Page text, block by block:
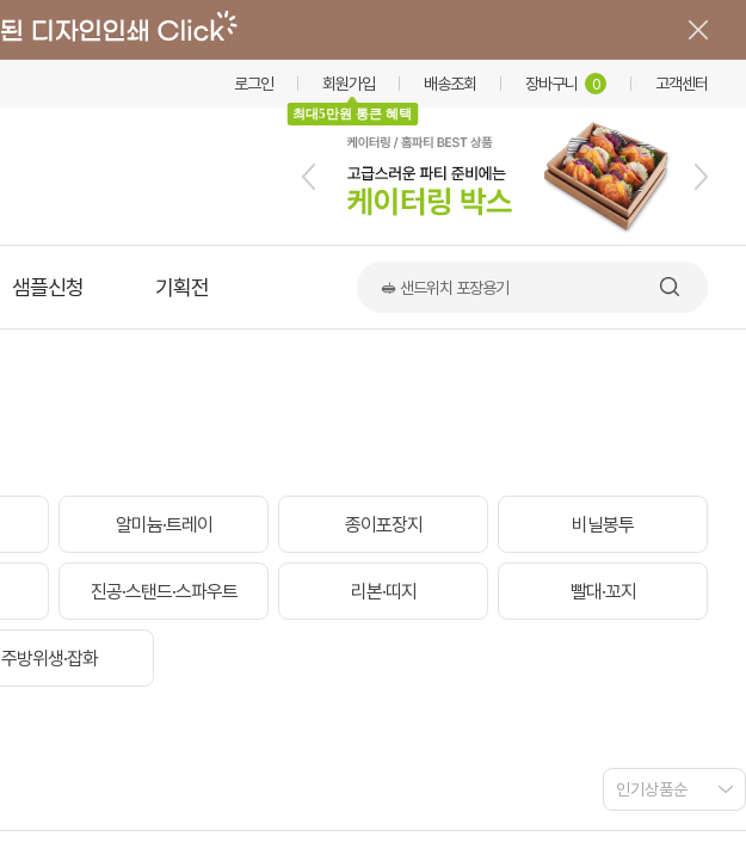
로그인 회원가입
최대5만원 통큰 혜택
배송조회 장바구니 0 고객센터
샘플신청 기획전 📢 한상·옹기 출시
알미늄·트레이 종이포장지 비닐봉투
진공·스탠드·스파우트 리본·띠지 빨대·꼬지
주방위생·잡화